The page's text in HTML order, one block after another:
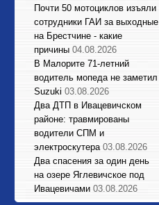
Почти 50 мотоциклов изъяли
сотрудники ГАИ за выходные
на Брестчине - какие
причины 04.08.2026
В Малорите 71-летний
водитель мопеда не заметил
Suzuki 03.08.2026
Два ДТП в Ивацевичском
районе: травмированы
водители СПМ и
электроскутера 03.08.2026
Два спасения за один день
на озере Яглевичское под
Ивацевичами 03.08.2026